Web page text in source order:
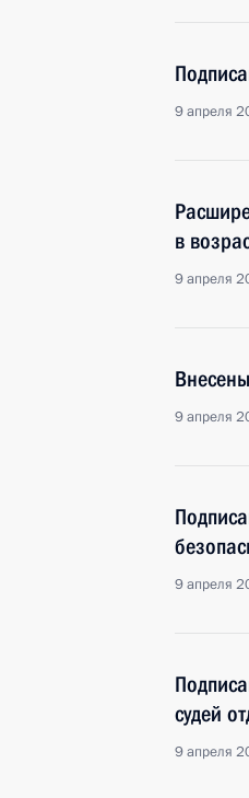
9 апреля
в
9 апреля
9 апреля
9 апреля
судей
9 апреля